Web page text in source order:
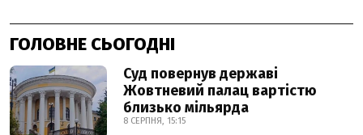
ГОЛОВНЕ СЬОГОДНІ
Суд повернув державі
Жовтневий палац вартістю
близько мільярда
8 СЕРПНЯ, 15:15